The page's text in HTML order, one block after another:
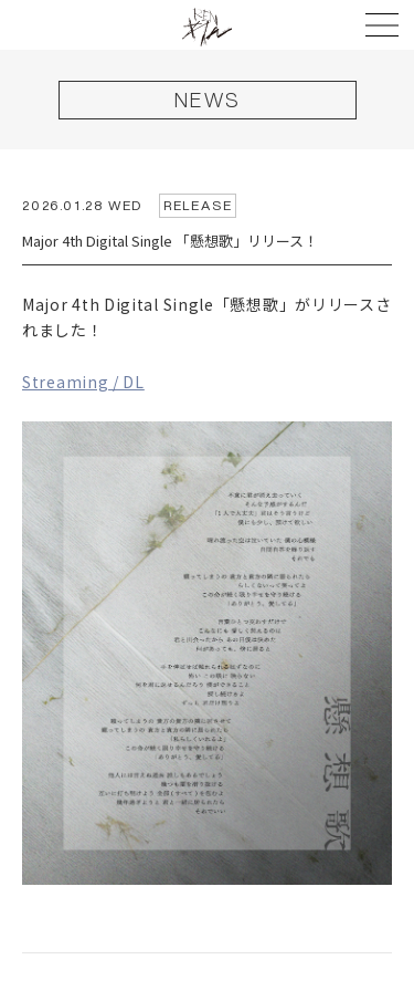
LIVE
DISCOGRAPHY
VIDEO
PROFILE
GOODS
CONTACT
NEWS
2026.01.28 WED RELEASE
Major 4th Digital Single 「懸想歌」リリース！
Major 4th Digital Single「懸想歌」がリリースさ
れました！
Streaming / DL